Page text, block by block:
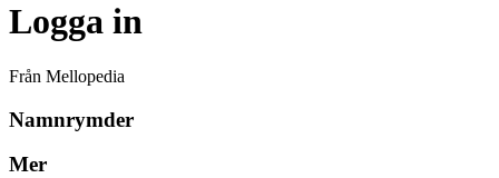
Logga in
Från Mellopedia
Namnrymder
Mer